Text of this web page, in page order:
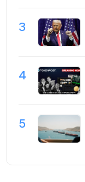
3
4
5